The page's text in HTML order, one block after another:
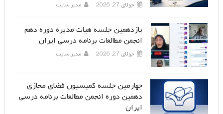
جولای 27, 2026 مدیر سایت
یازدهمین جلسه هیات مدیره دوره دهم
انجمن مطالعات برنامه درسی ایران
جولای 27, 2026 مدیر سایت
چهارمین جلسه کمیسیون فضای مجازی
دهمین دوره انجمن مطالعات برنامه درسی
ایران